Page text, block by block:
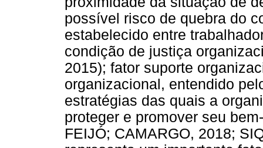
possível risco de quebra do
estabelecido entre
condição de justiça
2015); fator suporte
organizacional, entendido
estratégias das quais a
proteger e promover seu
FEIJÓ; CAMARGO, 2018;